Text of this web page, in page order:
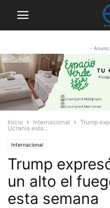
-
Inicio Internacional
Trump
Ucrania esta...
Internacional
Trump
un alto el
esta semana